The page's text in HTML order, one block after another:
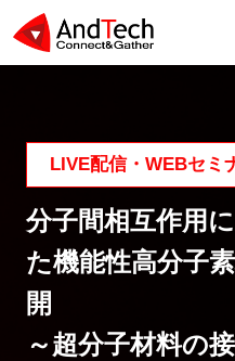
LIVE配信・WEBセミ
分子間相互作用
た機能性高分子
開
～超分子材料の